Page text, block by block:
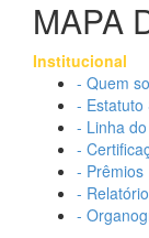
MAPA
Institucional
- Quem
- Estatuto
- Linha
-
- Prêmios
-
-